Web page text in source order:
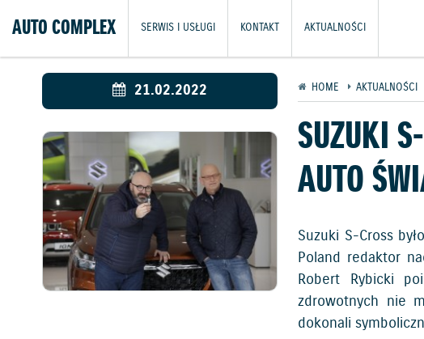
AUTO COMPLEX SERWIS I USŁUGI KONTAKT AKTUALNOŚCI
21.02.2022 HOME AKTUALNOŚCI
SUZUKI
AUTO
Suzuki S-Cross
Poland redaktor
Robert Rybicki
zdrowotnych nie
dokonali